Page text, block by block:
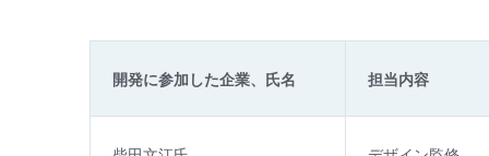
開発に参加した企業、氏名 担当内容